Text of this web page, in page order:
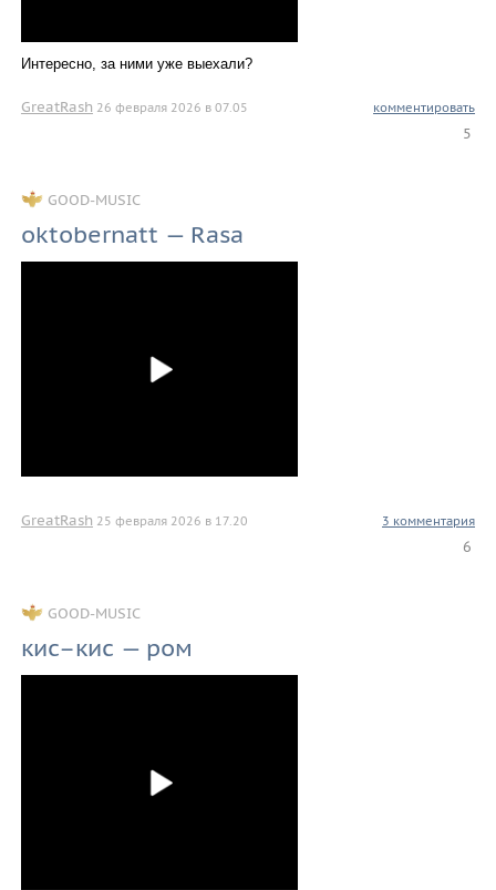
Интересно, за ними уже выехали?
GreatRash 26 февраля 2026 в 07.05 комментировать
5
GOOD-MUSIC
oktobernatt — Rasa
GreatRash 25 февраля 2026 в 17.20 3 комментария
6
GOOD-MUSIC
кис–кис — ром